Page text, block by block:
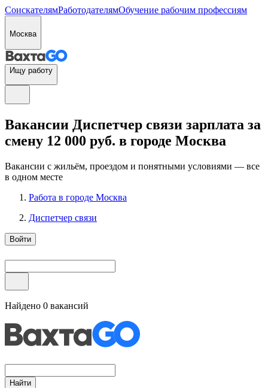
СоискателямРаботодателямОбучение рабочим профессиям
Москва
Ищу работу
Вакансии Диспетчер связи зарплата за
смену 12 000 руб. в городе Москва
Вакансии с жильём, проездом и понятными условиями — все
в одном месте
Работа в городе Москва
Диспетчер связи
Войти
Найдено 0 вакансий
Найти